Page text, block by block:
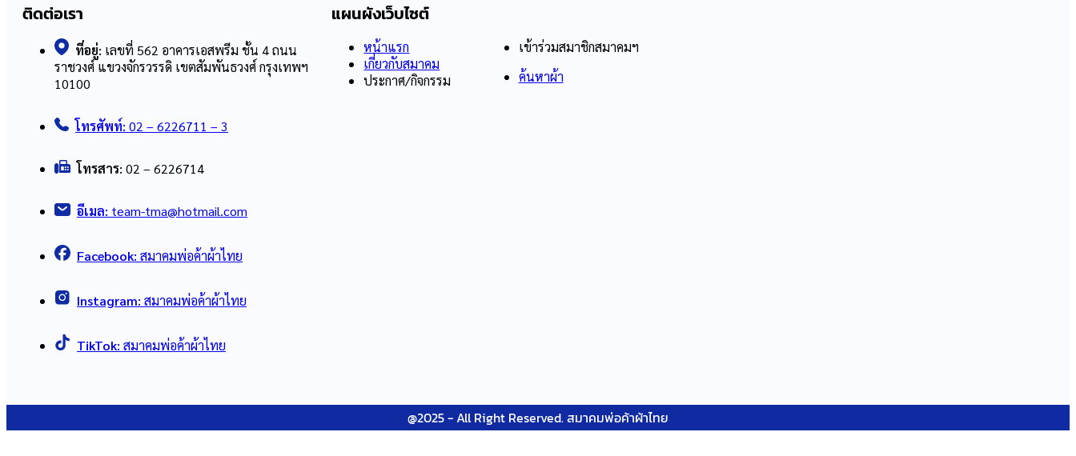
ติดต่อเรา
ที่อยู่: เลขที่ 562 อาคารเอสพรีม ชั้น 4 ถนน
ราชวงศ์ แขวงจักรวรรดิ เขตสัมพันธวงศ์ กรุงเทพฯ
10100
โทรศัพท์: 02 – 6226711 – 3
โทรสาร: 02 – 6226714
อีเมล: team-tma@hotmail.com
Facebook: สมาคมพ่อค้าผ้าไทย
Instagram: สมาคมพ่อค้าผ้าไทย
TikTok: สมาคมพ่อค้าผ้าไทย
แผนผังเว็บไซต์
หน้าแรก
เกี่ยวกับสมาคม
ประกาศ/กิจกรรม
เข้าร่วมสมาชิกสมาคมฯ
ค้นหาผ้า
@2025 - All Right Reserved. สมาคมพ่อค้าผ้าไทย